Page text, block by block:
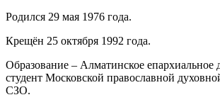
Родился 29 мая 1976 года.
Крещён 25 октября 1992 года.
Образование – Алматинское епархиальное
студент Московской православной
СЗО.